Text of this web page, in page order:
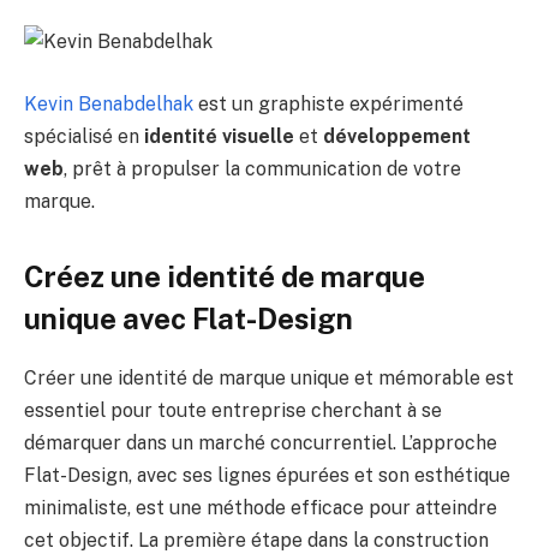
Kevin Benabdelhak est un graphiste expérimenté
spécialisé en identité visuelle et développement
web, prêt à propulser la communication de votre
marque.
Créez une identité de marque
unique avec Flat-Design
Créer une identité de marque unique et mémorable est
essentiel pour toute entreprise cherchant à se
démarquer dans un marché concurrentiel. L’approche
Flat-Design, avec ses lignes épurées et son esthétique
minimaliste, est une méthode efficace pour atteindre
cet objectif. La première étape dans la construction